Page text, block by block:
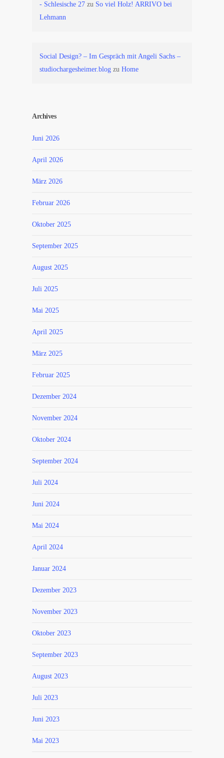
- Schlesische 27 zu So viel Holz! ARRIVO bei
Lehmann
Social Design? – Im Gespräch mit Angeli Sachs –
studiochargesheimer.blog zu Home
Archives
Juni 2026
April 2026
März 2026
Februar 2026
Oktober 2025
September 2025
August 2025
Juli 2025
Mai 2025
April 2025
März 2025
Februar 2025
Dezember 2024
November 2024
Oktober 2024
September 2024
Juli 2024
Juni 2024
Mai 2024
April 2024
Januar 2024
Dezember 2023
November 2023
Oktober 2023
September 2023
August 2023
Juli 2023
Juni 2023
Mai 2023